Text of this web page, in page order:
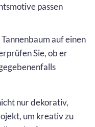
passen
auf einen
Sie, ob er
nur dekorativ,
um kreativ zu